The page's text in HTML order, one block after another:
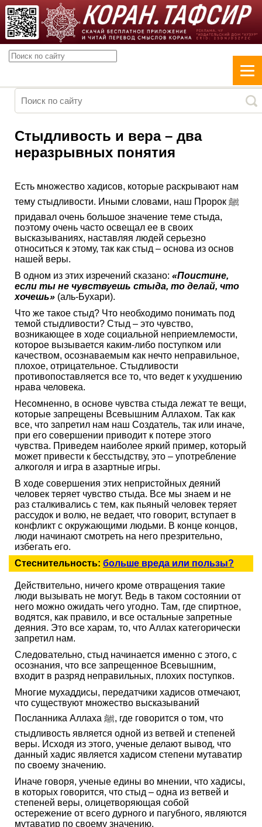
Стыдливость и вера – два
неразрывных понятия
Есть множество хадисов, которые раскрывают нам
тему стыдливости. Иными словами, наш Пророк ﷺ
придавал очень большое значение теме стыда,
поэтому очень часто освещал ее в своих
высказываниях, наставляя людей серьезно
относиться к этому, так как стыд – основа из основ
нашей веры.
В одном из этих изречений сказано: «Поистине,
если ты не чувствуешь стыда, то делай, что
хочешь» (аль-Бухари).
Что же такое стыд? Что необходимо понимать под
темой стыдливости? Стыд – это чувство,
возникающее в ходе социальной неприемлемости,
которое вызывается каким-либо поступком или
качеством, осознаваемым как нечто неправильное,
плохое, отрицательное. Стыдливости
противопоставляется все то, что ведет к ухудшению
нрава человека.
Несомненно, в основе чувства стыда лежат те вещи,
которые запрещены Всевышним Аллахом. Так как
все, что запретил нам наш Создатель, так или иначе,
при его совершении приводит к потере этого
чувства. Приведем наиболее яркий пример, который
может привести к бесстыдству, это – употребление
алкоголя и игра в азартные игры.
В ходе совершения этих непристойных деяний
человек теряет чувство стыда. Все мы знаем и не
раз сталкивались с тем, как пьяный человек теряет
рассудок и волю, не ведает, что говорит, вступает в
конфликт с окружающими людьми. В конце концов,
люди начинают смотреть на него презрительно,
избегать его.
Стеснительность: больше вреда или пользы?
Действительно, ничего кроме отвращения такие
люди вызывать не могут. Ведь в таком состоянии от
него можно ожидать чего угодно. Там, где спиртное,
водятся, как правило, и все остальные запретные
деяния. Это все харам, то, что Аллах категорически
запретил нам.
Следовательно, стыд начинается именно с этого, с
осознания, что все запрещенное Всевышним,
входит в разряд неправильных, плохих поступков.
Многие мухаддисы, передатчики хадисов отмечают,
что существуют множество высказываний
Посланника Аллаха ﷺ, где говорится о том, что
стыдливость является одной из ветвей и степеней
веры. Исходя из этого, ученые делают вывод, что
данный хадис является хадисом степени мутаватир
по своему значению.
Иначе говоря, ученые едины во мнении, что хадисы,
в которых говорится, что стыд – одна из ветвей и
степеней веры, олицетворяющая собой
остережение от всего дурного и пагубного, являются
мутаватир по своему значению.